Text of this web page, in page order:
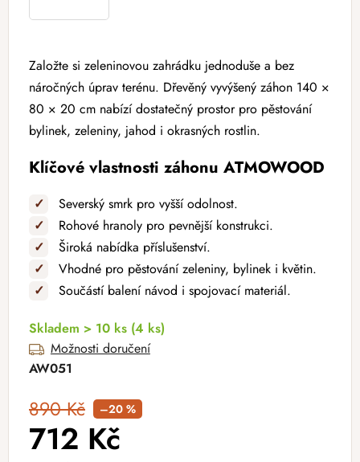
Založte si zeleninovou zahrádku jednoduše a bez
náročných úprav terénu. Dřevěný vyvýšený záhon 140 ×
80 × 20 cm nabízí dostatečný prostor pro pěstování
bylinek, zeleniny, jahod i okrasných rostlin.
Klíčové vlastnosti záhonu ATMOWOOD
✓
Severský smrk pro vyšší odolnost.
✓
Rohové hranoly pro pevnější konstrukci.
✓
Široká nabídka příslušenství.
✓
Vhodné pro pěstování zeleniny, bylinek i květin.
✓
Součástí balení návod i spojovací materiál.
Skladem > 10 ks (4 ks)
Možnosti doručení
AW051
890 Kč –20 %
712 Kč